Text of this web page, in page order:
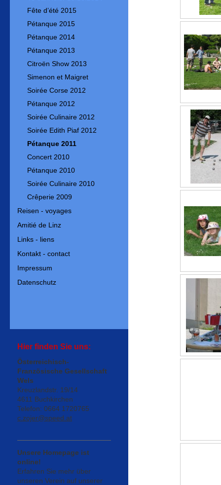
Fête d’été 2015
Pétanque 2015
Pétanque 2014
Pétanque 2013
Citroën Show 2013
Simenon et Maigret
Soirée Corse 2012
Pétanque 2012
Soirée Culinaire 2012
Soirée Edith Piaf 2012
Pétanque 2011
Concert 2010
Pétanque 2010
Soirée Culinaire 2010
Crêperie 2009
Reisen - voyages
Amitié de Linz
Links - liens
Kontakt - contact
Impressum
Datenschutz
Hier finden Sie uns:
Österreichisch-
Französische Gesellschaft
Wels
Kreuzlandstr. 19/14
4611 Buchkirchen
Telefon: 0664 1720765
c.zojer@speed.at
Unsere Homepage ist
online!
Erfahren Sie mehr über
unseren Verein auf unserer